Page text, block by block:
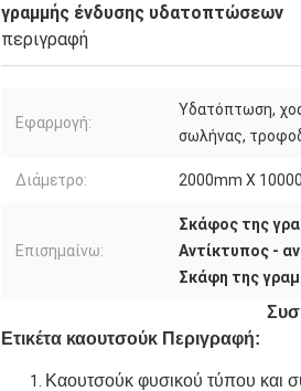
γραμμής ένδυσης υδατοπτώσεων
περιγραφή
Εφαρμογή:
Υδατόπτωση,
σωλήνας,
Διάμετρο: 2000mm X
Επισημαίνω:
Σκάφος της
Αντίκτυπος -
Σκάφη της
Ετικέτα καουτσούκ Περιγραφή:
Καουτσούκ φυσικού τύπου και